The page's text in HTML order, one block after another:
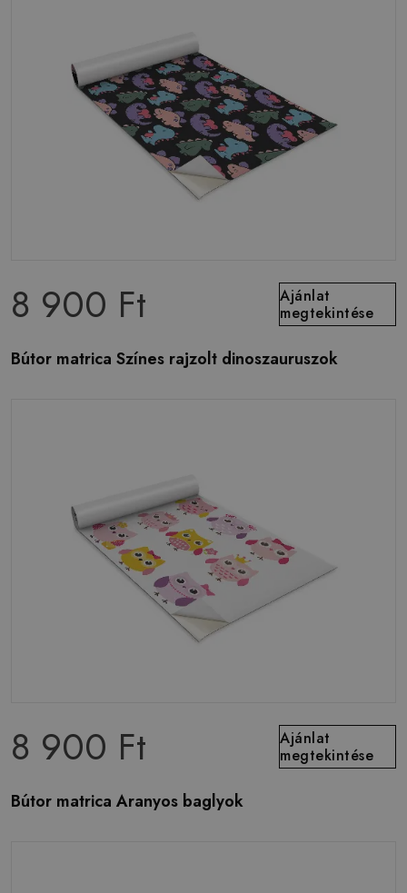
8 900 Ft
Ajánlat
megtekintése
Bútor matrica Színes rajzolt dinoszauruszok
8 900 Ft
Ajánlat
megtekintése
Bútor matrica Aranyos baglyok